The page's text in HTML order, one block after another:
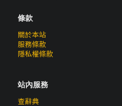
條款
關於本站
服務條款
隱私權條款
站內服務
查辭典